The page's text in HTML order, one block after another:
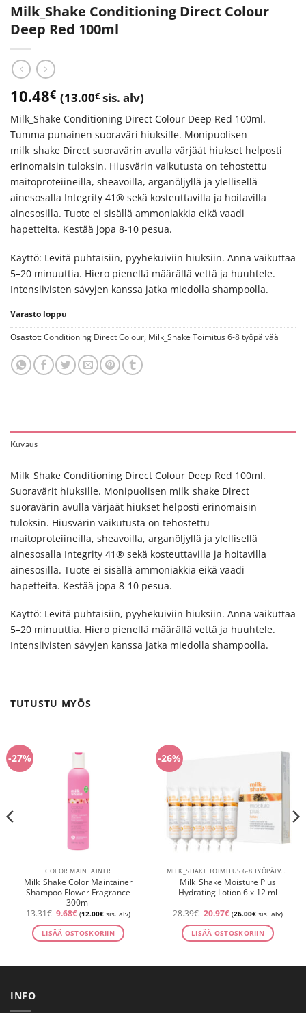
Milk_Shake Conditioning Direct Colour
Deep Red 100ml
10.48€ (13.00€sis. alv)
Milk_Shake Conditioning Direct Colour Deep Red 100ml.
Tumma punainen suoraväri hiuksille. Monipuolisen
milk_shake Direct suoravärin avulla värjäät hiukset helposti
erinomaisin tuloksin. Hiusvärin vaikutusta on tehostettu
maitoproteiineilla, sheavoilla, arganöljyllä ja ylellisellä
ainesosalla Integrity 41® sekä kosteuttavilla ja hoitavilla
ainesosilla. Tuote ei sisällä ammoniakkia eikä vaadi
hapetteita. Kestää jopa 8-10 pesua.
Käyttö: Levitä puhtaisiin, pyyhekuiviin hiuksiin. Anna vaikuttaa
5–20 minuuttia. Hiero pienellä määrällä vettä ja huuhtele.
Intensiivisten sävyjen kanssa jatka miedolla shampoolla.
Varasto loppu
Osastot: Conditioning Direct Colour Milk_Shake Toimitus 6-8 työpäivää
Kuvaus
Milk_Shake Conditioning Direct Colour Deep Red 100ml.
Suoravärit hiuksille. Monipuolisen milk_shake Direct
suoravärin avulla värjäät hiukset helposti erinomaisin
tuloksin. Hiusvärin vaikutusta on tehostettu
maitoproteiineilla, sheavoilla, arganöljyllä ja ylellisellä
ainesosalla Integrity 41® sekä kosteuttavilla ja hoitavilla
ainesosilla. Tuote ei sisällä ammoniakkia eikä vaadi
hapetteita. Kestää jopa 8-10 pesua.
Käyttö: Levitä puhtaisiin, pyyhekuiviin hiuksiin. Anna vaikuttaa
5–20 minuuttia. Hiero pienellä määrällä vettä ja huuhtele.
Intensiivisten sävyjen kanssa jatka miedolla shampoolla.
TUTUSTU MYÖS
-27%
COLOR MAINTAINER
Milk_Shake Color Maintainer
Shampoo Flower Fragrance
300ml
13.31€ Alkuperäinen
oli:
13.31€.
9.68€Nykyinen
hinta
on:
9.68€.
(12.00€ sis. alv)
LISÄÄ OSTOSKORIIN
-26%
MILK_SHAKE TOIMITUS 6-8 TYÖPÄIVÄÄ
Milk_Shake Moisture Plus
Hydrating Lotion 6 x 12 ml
28.39€ Alkuperäinen
oli:
28.39€.
20.97€Nykyinen
hinta
on:
20.97€.
(26.00€sis. alv)
LISÄÄ OSTOSKORIIN
INFO